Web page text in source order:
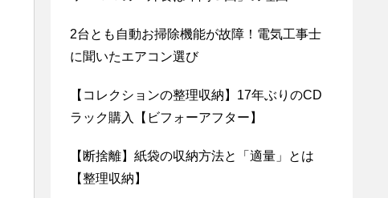
2台とも自動お掃除機能が故障！電気工事士
に聞いたエアコン選び
【コレクションの整理収納】17年ぶりのCD
ラック購入【ビフォーアフター】
【断捨離】紙袋の収納方法と「適量」とは
【整理収納】